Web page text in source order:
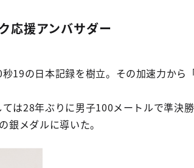
応援アンバサダー
19の日本記録を樹立。その加速力から
は28年ぶりに男子100メートルで準決
メダルに導いた。